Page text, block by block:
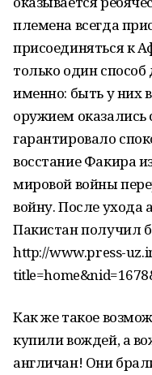
племена всегда
присоединяться к
только один
именно: быть у них
оружием оказались
гарантировало
восстание Факира
мировой войны
войну. После ухода
Пакистан получил
http://www.press-
Как же такое
купили вождей, а
англичан! Они